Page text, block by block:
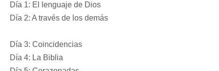
Día 1: El lenguaje de Dios
Día 2: A través de los demás
Día 3: Coincidencias
Día 4: La Biblia